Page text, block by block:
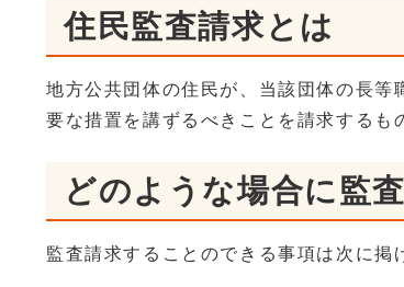
住民監査請求とは
地方公共団体の住民が、当該団体の長
要な措置を講ずるべきことを請求するも
どのような場合に監
監査請求することのできる事項は次に掲